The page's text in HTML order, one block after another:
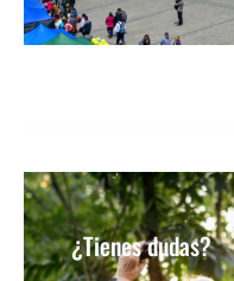
¿Tienes dudas?